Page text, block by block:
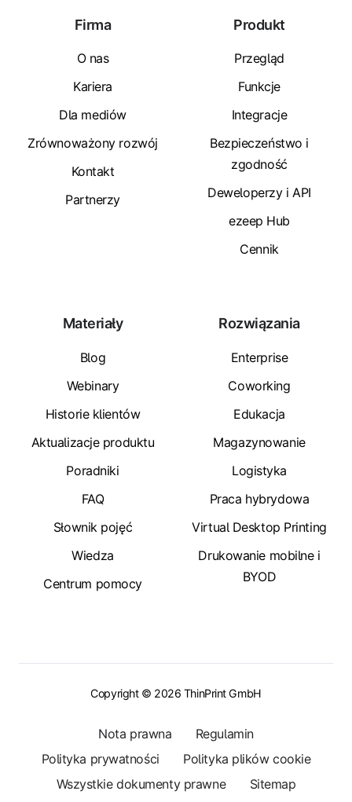
Firma
O nas
Kariera
Dla mediów
Zrównoważony rozwój
Kontakt
Partnerzy
Produkt
Przegląd
Funkcje
Integracje
Bezpieczeństwo i
zgodność
Deweloperzy i API
ezeep Hub
Cennik
Materiały
Blog
Webinary
Historie klientów
Aktualizacje produktu
Poradniki
FAQ
Słownik pojęć
Wiedza
Centrum pomocy
Rozwiązania
Enterprise
Coworking
Edukacja
Magazynowanie
Logistyka
Praca hybrydowa
Virtual Desktop Printing
Drukowanie mobilne i
BYOD
Copyright © 2026 ThinPrint GmbH
Nota prawna
Regulamin
Polityka prywatności
Polityka plików cookie
Wszystkie dokumenty prawne
Sitemap